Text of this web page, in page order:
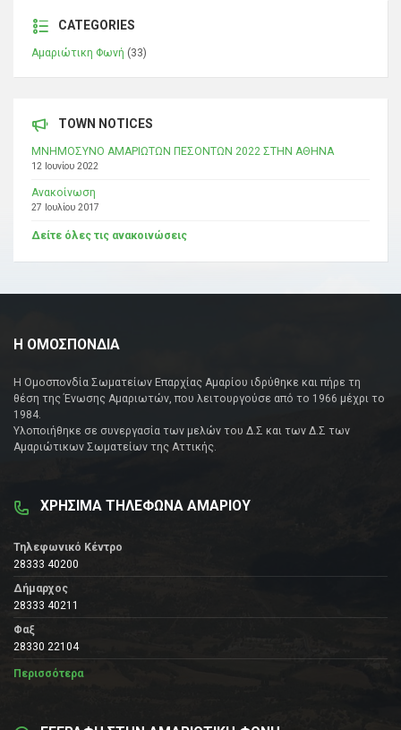
CATEGORIES
Αμαριώτικη Φωνή (33)
TOWN NOTICES
ΜΝΗΜΟΣΥΝΟ ΑΜΑΡΙΩΤΩΝ ΠΕΣΟΝΤΩΝ 2022 ΣΤΗΝ ΑΘΗΝΑ
12 Ιουνίου 2022
Ανακοίνωση
27 Ιουλίου 2017
Δείτε όλες τις ανακοινώσεις
Η ΟΜΟΣΠΟΝΔΙΑ
Η Ομοσπονδία Σωματείων Επαρχίας Αμαρίου ιδρύθηκε και πήρε τη
θέση της Ένωσης Αμαριωτών, που λειτουργούσε από το 1966 μέχρι το
1984.
Υλοποιήθηκε σε συνεργασία των μελών του Δ.Σ και των Δ.Σ των
Αμαριώτικων Σωματείων της Αττικής.
ΧΡΗΣΙΜΑ ΤΗΛΕΦΩΝΑ ΑΜΑΡΙΟΥ
Τηλεφωνικό Κέντρο
28333 40200
Δήμαρχος
28333 40211
Φαξ
28330 22104
Περισσότερα